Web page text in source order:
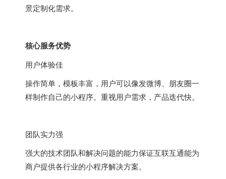
景定制化需求。
核心服务优势
用户体验佳
操作简单，模板丰富，用户可以像发微博、朋友圈一
样制作自己的小程序。重视用户需求，产品迭代快。
团队实力强
强大的技术团队和解决问题的能力保证互联互通能为
商户提供各行业的小程序解决方案。